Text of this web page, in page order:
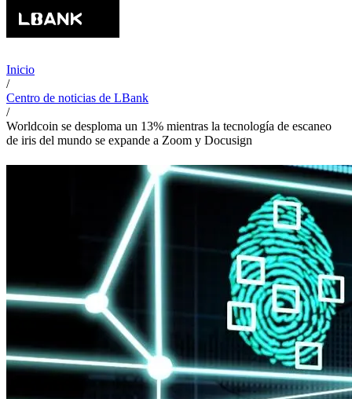
Inicio
/
Centro de noticias de LBank
/
Worldcoin se desploma un 13% mientras la tecnología de escaneo
de iris del mundo se expande a Zoom y Docusign